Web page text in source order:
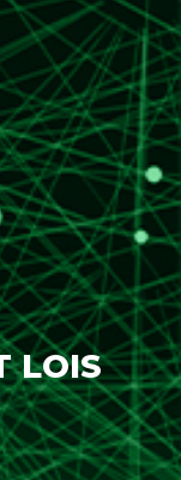
LOIS